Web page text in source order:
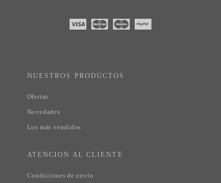
NUESTROS PRODUCTOS
Ofertas
Novedades
Los más vendidos
ATENCION AL CLIENTE
Condiciones de envío